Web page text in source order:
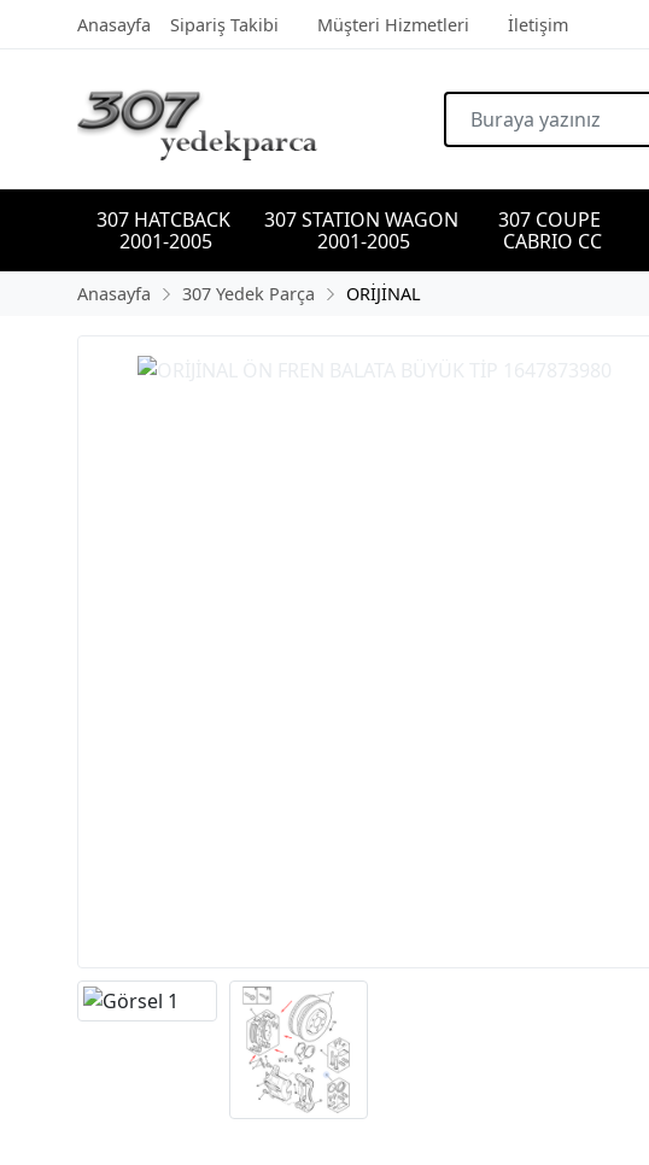
Anasayfa Sipariş Takibi Müşteri Hizmetleri İletişim
307 HATCBACK
2001-2005
307 STATION WAGON
2001-2005
307 COUPE
CABRIO CC
Anasayfa 307 Yedek Parça ORİJİNAL